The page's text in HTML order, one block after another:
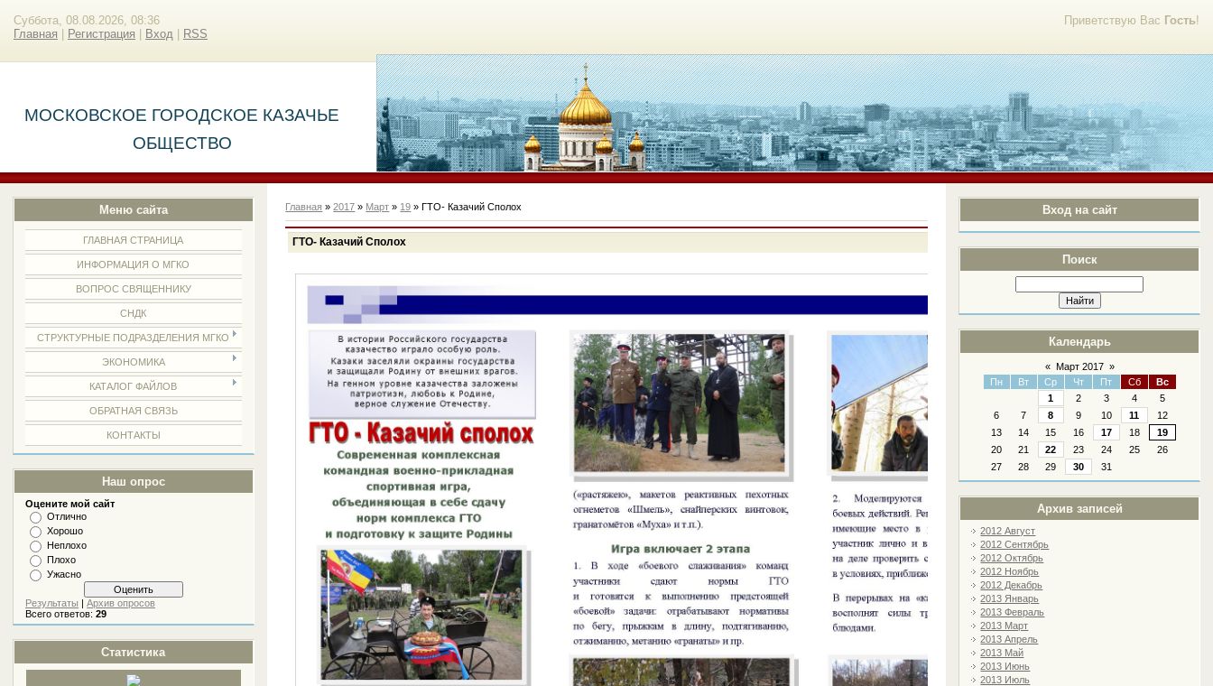
Приветствую Вас Гость!
Суббота, 08.08.2026, 08:36
Главная
Регистрация Вход RSS
МОСКОВСКОЕ ГОРОДСКОЕ КАЗАЧЬЕ
ОБЩЕСТВО
Меню сайта
ГЛАВНАЯ СТРАНИЦА
ИНФОРМАЦИЯ О МГКО
ВОПРОС СВЯЩЕННИКУ
СНДК
СТРУКТУРНЫЕ ПОДРАЗДЕЛЕНИЯ МГКО
ЭКОНОМИКА
КАТАЛОГ ФАЙЛОВ
ОБРАТНАЯ СВЯЗЬ
КОНТАКТЫ
Наш опрос
Оцените мой сайт
Отлично
Хорошо
Неплохо
Плохо
Ужасно
Результаты |Архив опросов
Всего ответов:29
Статистика
Вход на сайт
Поиск
Календарь
« Март 2017 »
Пн
Вт Ср Чт Пт Сб
Вс
1
2 3 4
5
6
7 8 9 10 11
12
13
14 15 16 17 18
19
20
21 22 23 24 25
26
27
28 29 30 31
Архив записей
2012 Август
2012 Сентябрь
2012 Октябрь
2012 Ноябрь
2012 Декабрь
2013 Январь
2013 Февраль
2013 Март
2013 Апрель
2013 Май
2013 Июнь
2013 Июль
Главная »2017 » Март » 19 » ГТО- Казачий Сполох
ГТО- Казачий Сполох